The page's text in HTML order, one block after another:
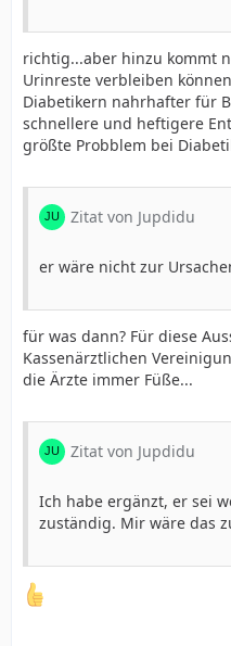
richtig...aber hinzu kommt
Urinreste verbleiben
Diabetikern nahrhafter für
schnellere und heftigere
größte Probblem bei
Zitat von Jupdidu
er wäre nicht zur
für was dann? Für diese
Kassenärztlichen
die Ärzte immer Füße...
Zitat von Jupdidu
Ich habe ergänzt, er sei
zuständig. Mir wäre das